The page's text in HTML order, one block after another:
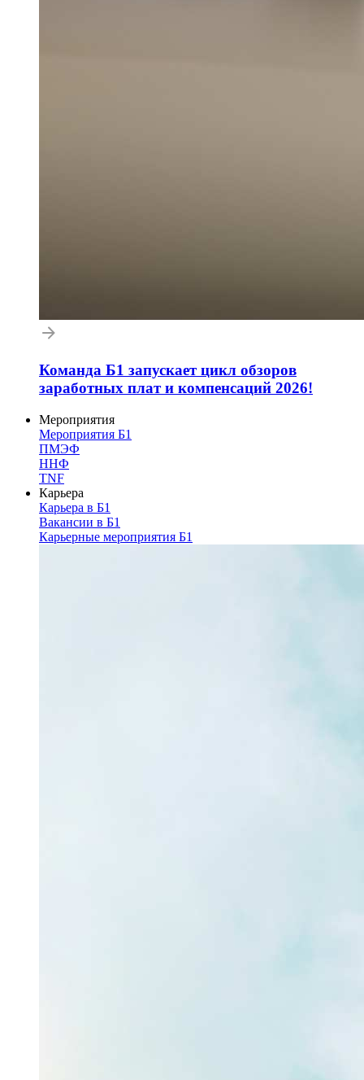
Команда Б1 запускает цикл обзоров
заработных плат и компенсаций 2026!
Мероприятия
Мероприятия Б1
ПМЭФ
ННФ
TNF
Карьера
Карьера в Б1
Вакансии в Б1
Карьерные мероприятия Б1